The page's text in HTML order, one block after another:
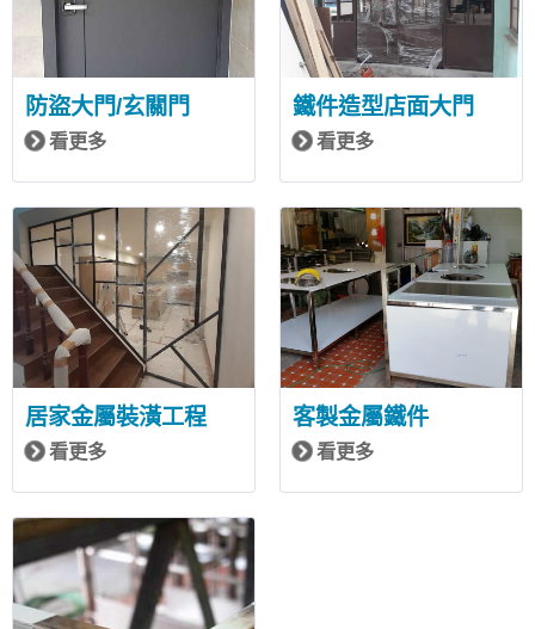
防盜大門/玄關門
看更多
鐵件造型店面大門
看更多
居家金屬裝潢工程
看更多
客製金屬鐵件
看更多